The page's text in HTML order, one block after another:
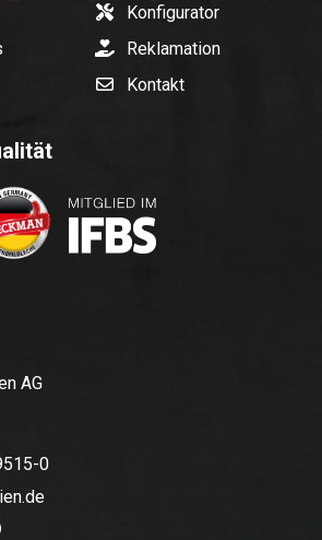
Konfigurator
Reklamation
Kontakt
AG
0